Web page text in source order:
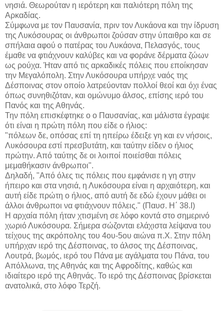
νησιά. Θεωρούταν η ιερότερη και παλιότερη πόλη της
Αρκαδίας.
Σύμφωνα με τον Παυσανία, πριν τον Λυκάονα και την ίδρυση
της Λυκόσουρας οι άνθρωποι ζούσαν στην ύπαιθρο και σε
σπήλαια αφού ο πατέρας του Λυκάονα, Πελασγός, τους
έμαθε να φτιάχνουν καλύβες και να φοράνε δέρματα ζώων
ως ρούχα. Ήταν από τις αρκαδικές πόλεις που εποίκησαν
την Μεγαλόπολη. Στην Λυκόσουρα υπήρχε ναός της
Δέσποινας στον οποίο λατρεύονταν πολλοί θεοί και όχι ένας
όπως συνηθιζόταν, και ομώνυμο άλσος, επίσης ιερό του
Πανός και της Αθηνάς.
Την πόλη επισκέφτηκε ο ο Παυσανίας, και μάλιστα έγραψε
ότι είναι η πρώτη πόλη που είδε ο ήλιος:
"πόλεων δε, οπόσας επί τη ηπείρω έδειξε γη και εν νήσοις,
Λυκόσουρα εστί πρεσβυτάτη, και ταύτην είδεν ο ήλιος
πρώτην. Από ταύτης δε οι λοιποί ποιείσθαι πόλεις
μεμαθήκασιν άνθρωποι".
Δηλαδή, "Από όλες τις πόλεις που εμφάνισε η γη στην
ήπειρο και στα νησιά, η Λυκόσουρα είναι η αρχαιότερη, και
αυτή είδε πρώτη ο ήλιος, από αυτή δε εδώ έχουν μάθει οι
άλλοι άνθρωποι να φτιάχνουν πόλεις." (Παυσ. Η΄ 38.Ι)
Η αρχαία πόλη ήταν χτισμένη σε λόφο κοντά στο σημερινό
χωριό Λυκόσουρα. Σήμερα σώζονται ελάχιστα λείψανα του
τείχους της ακρόπολης του 4ου-5ου αιώνα π.Χ. Στην πόλη
υπήρχαν ιερό της Δέσποινας, το άλσος της Δέσποινας,
Λουτρά, βωμός, ιερό του Πάνα με αγάλματα του Πάνα, του
Απόλλωνα, της Αθηνάς και της Αφροδίτης, καθώς και
ιδιαίτερο ιερό της Αθηνάς. Το ιερό της Δέσποινας βρίσκεται
ανατολικά, στο λόφο Τερζή.